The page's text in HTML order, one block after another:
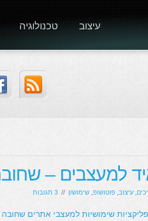
טכנולוגיה עיצוב
עיצוב פוטושופ שימושון // 3 תגובות